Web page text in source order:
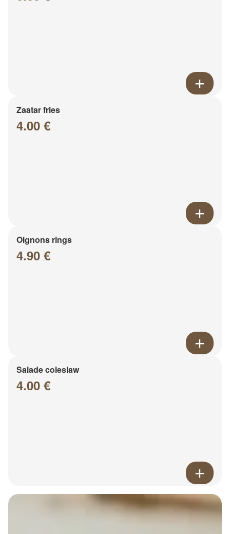
Zaatar fries
4.00 €
Oignons rings
4.90 €
Salade coleslaw
4.00 €